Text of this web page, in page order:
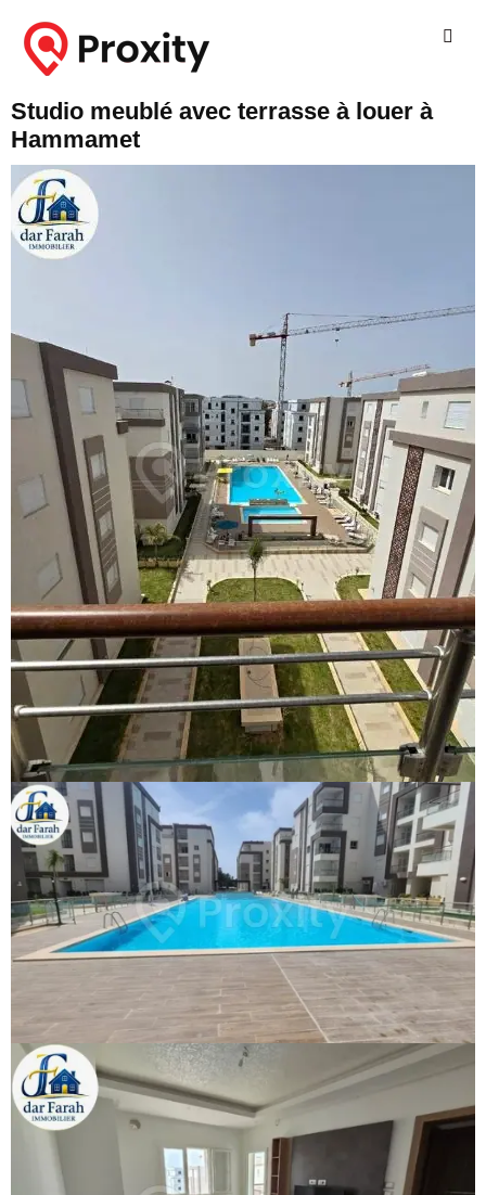
Studio meublé avec terrasse à louer à
Hammamet